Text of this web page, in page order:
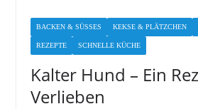
BACKEN & SÜSSES KEKSE & PLÄTZCHEN
REZEPTE SCHNELLE KÜCHE
Kalter Hund – Ein
Verlieben